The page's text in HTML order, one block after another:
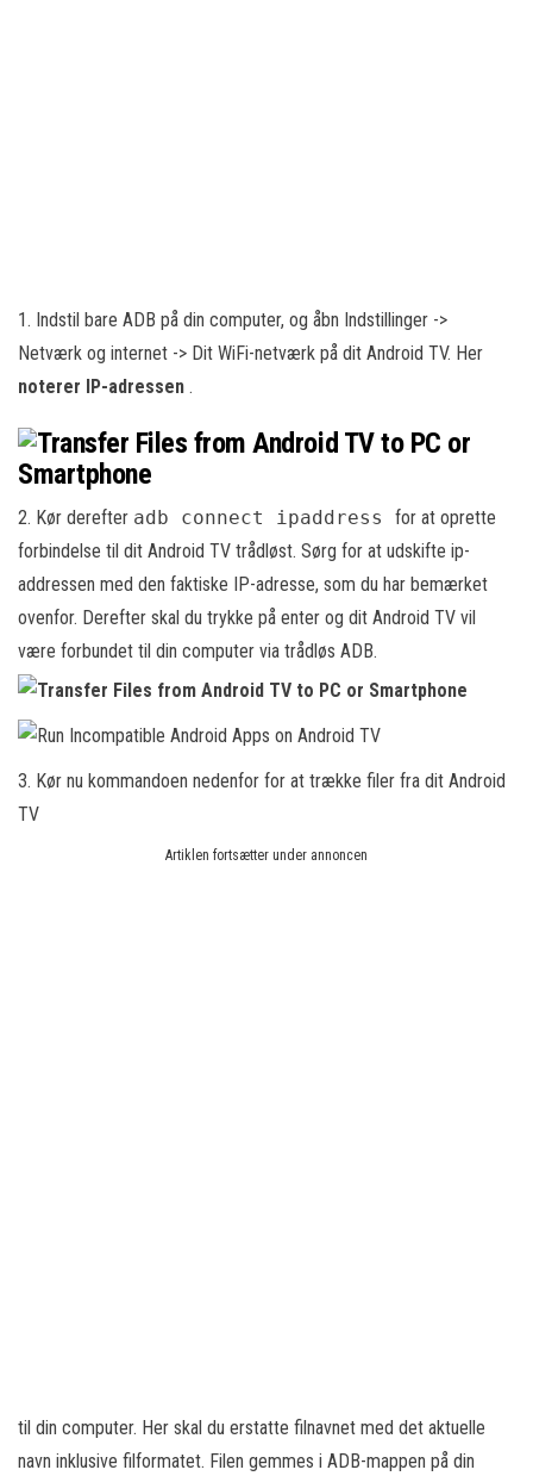
1. Indstil bare ADB på din computer, og åbn Indstillinger ->
Netværk og internet -> Dit WiFi-netværk på dit Android TV. Her
noterer IP-adressen .
2. Kør derefter adb connect ipaddress for at oprette
forbindelse til dit Android TV trådløst. Sørg for at udskifte ip-
addressen med den faktiske IP-adresse, som du har bemærket
ovenfor. Derefter skal du trykke på enter og dit Android TV vil
være forbundet til din computer via trådløs ADB.
3. Kør nu kommandoen nedenfor for at trække filer fra dit Android
TV
Artiklen fortsætter under annoncen
til din computer. Her skal du erstatte filnavnet med det aktuelle
navn inklusive filformatet. Filen gemmes i ADB-mappen på din